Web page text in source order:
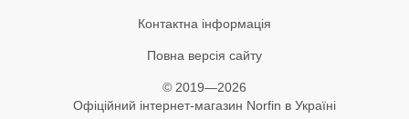
Контактна інформація
Повна версія сайту
© 2019—2026
Офіційний інтернет-магазин Norfin в Україні